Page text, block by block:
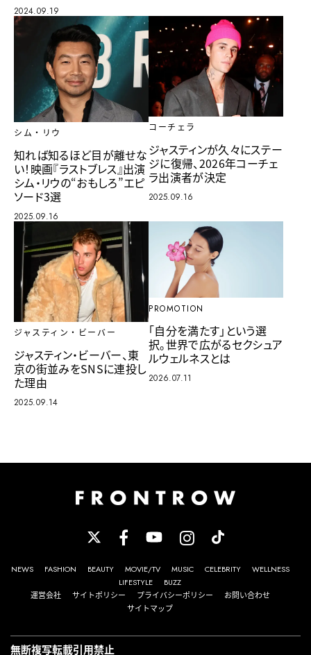
2024.09.19
シム・リウ
知れば知るほど目が離せな
い！映画『ラストブレス』出演
シム・リウの“おもしろ”エピ
ソード3選
2025.09.16
コーチェラ
ジャスティンが久々にステー
ジに復帰、2026年コーチェ
ラ出演者が決定
2025.09.16
ジャスティン・ビーバー
ジャスティン・ビーバー、東
京の街並みをSNSに連投し
た理由
2025.09.14
PROMOTION
「自分を満たす」という選
択。世界で広がるセクシュア
ルウェルネスとは
2026.07.11
NEWS FASHION BEAUTY MOVIE/TV MUSIC CELEBRITY
WELLNESS
LIFESTYLE
BUZZ
運営会社
サイトポリシー プライバシーポリシー
お問い合わせ
サイトマップ
無断複写転載引用禁止